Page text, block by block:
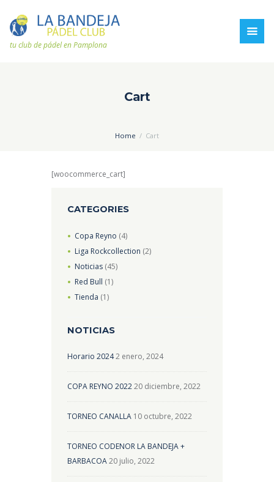
tu club de pádel en Pamplona
Cart
Home Cart
[woocommerce_cart]
CATEGORIES
Copa Reyno (4)
Liga Rockcollection (2)
Noticias (45)
Red Bull (1)
Tienda (1)
NOTICIAS
Horario 20242 enero, 2024
COPA REYNO 202220 diciembre, 2022
TORNEO CANALLA 10 octubre, 2022
TORNEO CODENOR LA BANDEJA +
BARBACOA20 julio, 2022